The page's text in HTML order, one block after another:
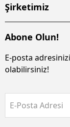
Şirketimiz
Abone Olun!
E-posta
olabilirsiniz!
E-Posta Adresi